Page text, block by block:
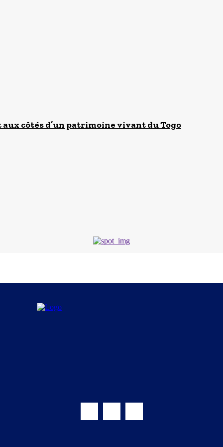
aux côtés d’un patrimoine vivant du Togo